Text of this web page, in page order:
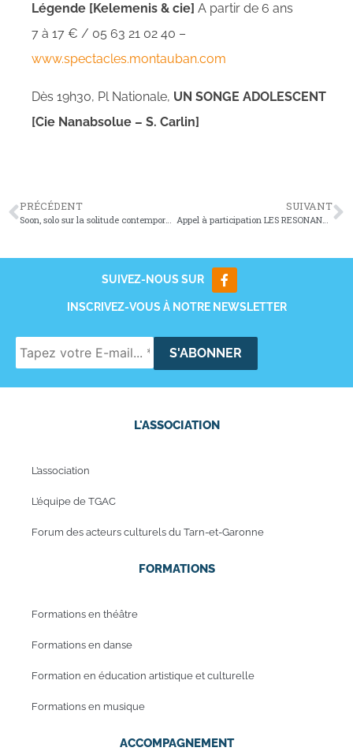
Légende [Kelemenis & cie] A partir de 6 ans
7 à 17 € / 05 63 21 02 40 –
www.spectacles.montauban.com
Dès 19h30, Pl Nationale, UN SONGE ADOLESCENT
[Cie Nanabsolue – S. Carlin]
PRÉCÉDENT
Soon, solo sur la solitude contemporaine et le numérique
SUIVANT
Appel à participation LES RESONANCES (septembre 2024)
SUIVEZ-NOUS SUR
INSCRIVEZ-VOUS À NOTRE NEWSLETTER
L'ASSOCIATION
L’association
L’équipe de TGAC
Forum des acteurs culturels du Tarn-et-Garonne
FORMATIONS
Formations en théâtre
Formations en danse
Formation en éducation artistique et culturelle
Formations en musique
ACCOMPAGNEMENT